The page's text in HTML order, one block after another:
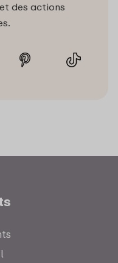
des actions